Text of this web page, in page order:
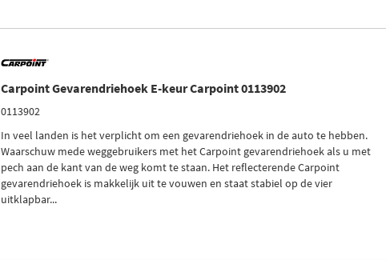
Carpoint Gevarendriehoek E-keur Carpoint 0113902
0113902
In veel landen is het verplicht om een gevarendriehoek in de auto te hebben.
Waarschuw mede weggebruikers met het Carpoint gevarendriehoek als u met
pech aan de kant van de weg komt te staan. Het reflecterende Carpoint
gevarendriehoek is makkelijk uit te vouwen en staat stabiel op de vier
uitklapbar...